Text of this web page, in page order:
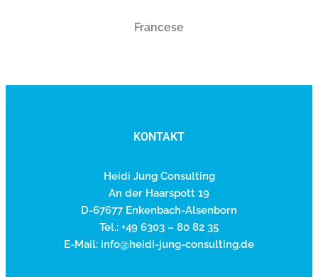
Francese
KONTAKT
Heidi Jung Consulting
An der Haarspott 19
D-67677 Enkenbach-Alsenborn
Tel.: +49 6303 – 80 82 35
E-Mail: info@heidi-jung-consulting.de